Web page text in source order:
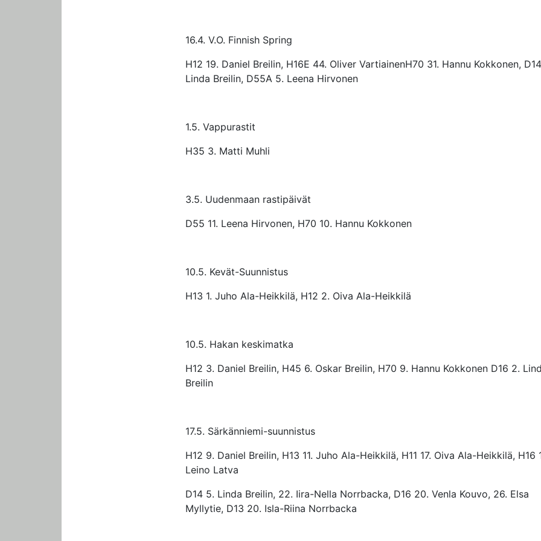
16.4. V.O. Finnish Spring
H12 19. Daniel Breilin, H16E 44. Oliver VartiainenH70 31. Hannu Kokkonen,
Linda Breilin, D55A 5. Leena Hirvonen
1.5. Vappurastit
H35 3. Matti Muhli
3.5. Uudenmaan rastipäivät
D55 11. Leena Hirvonen, H70 10. Hannu Kokkonen
10.5. Kevät-Suunnistus
H13 1. Juho Ala-Heikkilä, H12 2. Oiva Ala-Heikkilä
10.5. Hakan keskimatka
H12 3. Daniel Breilin, H45 6. Oskar Breilin, H70 9. Hannu Kokkonen D16 2.
Breilin
17.5. Särkänniemi-suunnistus
H12 9. Daniel Breilin, H13 11. Juho Ala-Heikkilä, H11 17. Oiva Ala-Heikkilä, H16
Leino Latva
D14 5. Linda Breilin, 22. Iira-Nella Norrbacka, D16 20. Venla Kouvo, 26. Elsa
Myllytie, D13 20. Isla-Riina Norrbacka